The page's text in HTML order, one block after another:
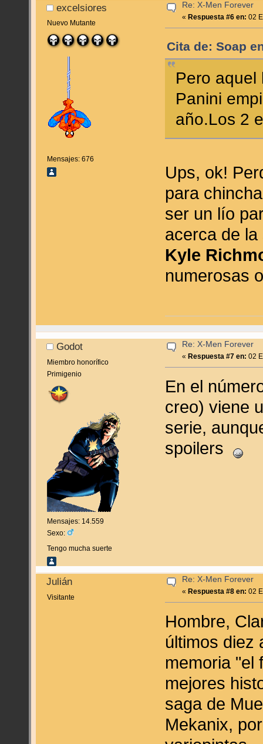
excelsiores
Nuevo Mutante
Mensajes: 676
Re: X-Men Forever
« Respuesta #6 en: 02
Cita de: Soap
Pero aquel
Panini
año.Los 2
Ups, ok!
para
ser un lío
acerca de
Kyle
numerosas
Godot
Miembro honorífico
Primigenio
Mensajes: 14.559
Sexo:
Tengo mucha suerte
Re: X-Men Forever
«Respuesta #7 en: 02
En el
creo) viene
serie,
spoilers
Julián
Visitante
Re: X-Men Forever
« Respuesta #8 en: 02
Hombre,
últimos diez
memoria "el
mejores
saga de
Mekanix,